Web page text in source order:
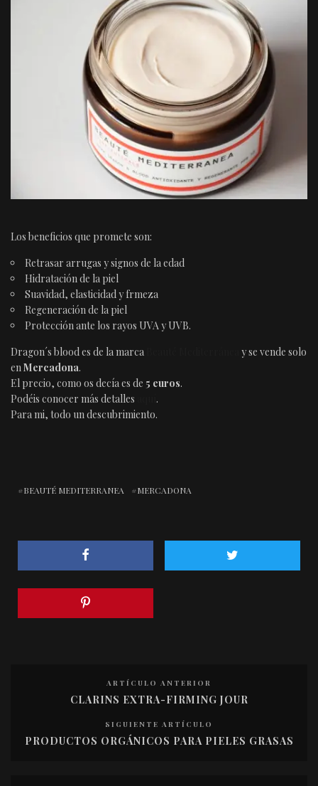
Los beneficios que promete son:
Retrasar arrugas y signos de la edad
Hidratación de la piel
Suavidad, elasticidad y frmeza
Regeneración de la piel
Protección ante los rayos UVA y UVB.
Dragon´s blood es de la marca
y se vende solo
enMercadona.
El precio, como os decía es de 5 euros.
Podéis conocer más detalles
.
Para mi, todo un descubrimiento.
BEAUTÉ MEDITERRANEA MERCADONA
ARTÍCULO ANTERIOR
CLARINS EXTRA-FIRMING JOUR
SIGUIENTE ARTÍCULO
PRODUCTOS ORGÁNICOS PARA PIELES GRASAS